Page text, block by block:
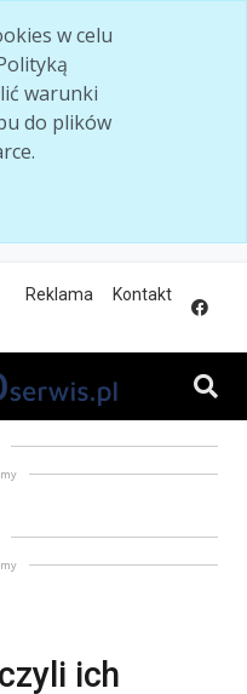
w celu
warunki
do plików
Reklama Kontakt
ich